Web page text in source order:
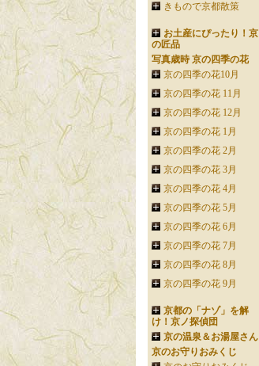
きもので京都散策
お土産にぴったり！京
の匠品
写真歳時 京の四季の花
京の四季の花10月
京の四季の花 11月
京の四季の花 12月
京の四季の花 1月
京の四季の花 2月
京の四季の花 3月
京の四季の花 4月
京の四季の花 5月
京の四季の花 6月
京の四季の花 7月
京の四季の花 8月
京の四季の花 9月
京都の「ナゾ」を解
け！京ノ探偵団
京の温泉＆お湯屋さん
京のお守りおみくじ